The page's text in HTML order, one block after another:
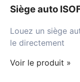
Siège auto
Louez un siège
le directement
Voir le produit »